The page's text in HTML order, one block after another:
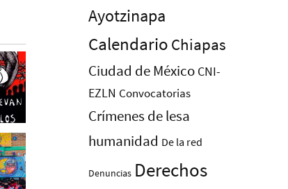
Ayotzinapa
Calendario Chiapas
Ciudad de México CNI-
EZLN Convocatorias
Crímenes de lesa
humanidad De la red
Denuncias Derechos